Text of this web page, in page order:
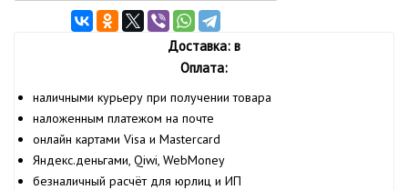
Доставка: в
Оплата:
наличными курьеру при получении товара
наложенным платежом на почте
онлайн картами Visa и Mastercard
Яндекс.деньгами, Qiwi, WebMoney
безналичный расчёт для юрлиц и ИП